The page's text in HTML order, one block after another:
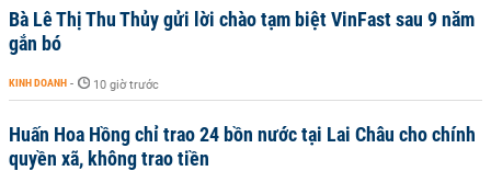
Bà Lê Thị Thu Thủy gửi lời chào tạm biệt VinFast sau 9 năm
gắn bó
KINH DOANH - 10 giờ trước
Huấn Hoa Hồng chỉ trao 24 bồn nước tại Lai Châu cho chính
quyền xã, không trao tiền